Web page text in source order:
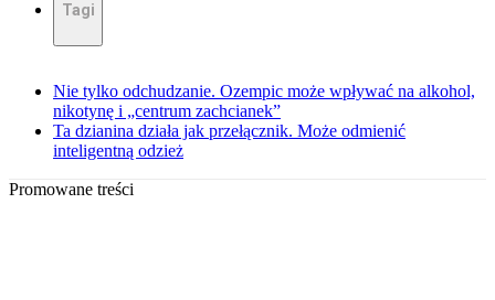
Tagi
Nie tylko odchudzanie. Ozempic może wpływać na alkohol,
nikotynę i „centrum zachcianek”
Ta dzianina działa jak przełącznik. Może odmienić
inteligentną odzież
Promowane treści